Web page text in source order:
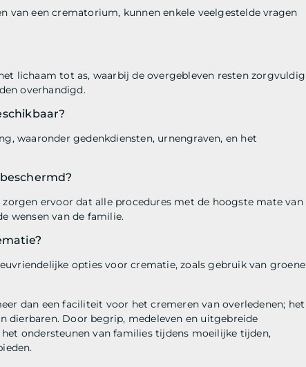
van een crematorium, kunnen enkele veelgestelde vragen
lichaam tot as, waarbij de overgebleven resten zorgvuldig
overhandigd.
waaronder gedenkdiensten, urnengraven, en het
ervoor dat alle procedures met de hoogste mate van
wensen van de familie.
opties voor crematie, zoals gebruik van groene
dan een faciliteit voor het cremeren van overledenen; het
dierbaren. Door begrip, medeleven en uitgebreide
ondersteunen van families tijdens moeilijke tijden,